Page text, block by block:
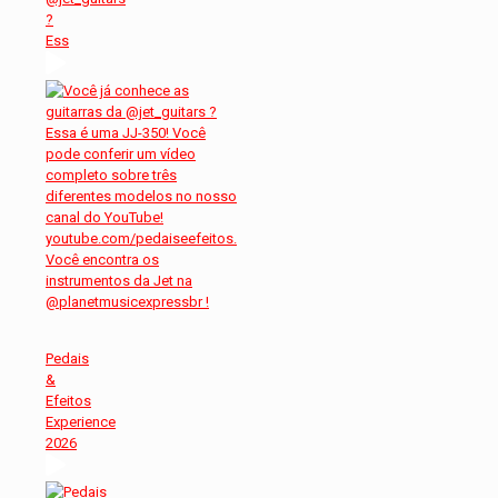
?
Ess
Pedais
&
Efeitos
Experience
2026